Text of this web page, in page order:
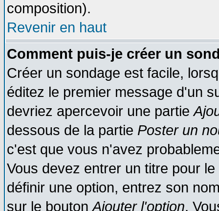
composition).
Revenir en haut
Comment puis-je créer un
Créer un sondage est facile,
éditez le premier message d'un
devriez apercevoir une partie
dessous de la partie Poster un
c'est que vous n'avez
Vous devez entrer un titre pour
définir une option, entrez son
sur le boutonAjouter l'option.